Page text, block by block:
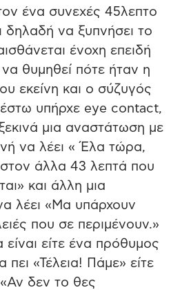
ένα συνεχές 45λεπτο
δηλαδή να ξυπνήσει το
ένοχη επειδή
θυμηθεί πότε ήταν η
εκείνη και ο σύζυγός
υπήρχε eye contact,
μια αναστάτωση με
να λέει « Έλα τώρα,
άλλα 43 λεπτά που
και άλλη μια
λέει «Μα υπάρχουν
που σε περιμένουν.»
είτε ένα πρόθυμος
«Τέλεια! Πάμε» είτε
δεν το θες